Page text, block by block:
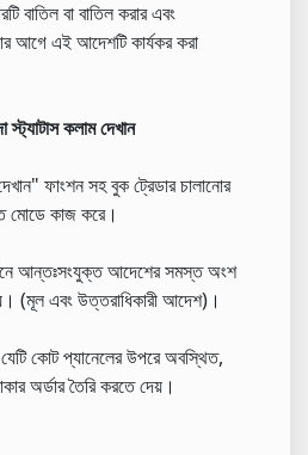
বাতিল বা বাতিল করার এবং
আগে এই আদেশটি কার্যকর করা
কলাম দেখান
ফাংশন সহ বুক ট্রেডার চালানোর
মোডে কাজ করে।
আন্তঃসংযুক্ত আদেশের সমস্ত অংশ
(মূল এবং উত্তরাধিকারী আদেশ)।
যেটি কোট প্যানেলের উপরে অবস্থিত,
অর্ডার তৈরি করতে দেয়।